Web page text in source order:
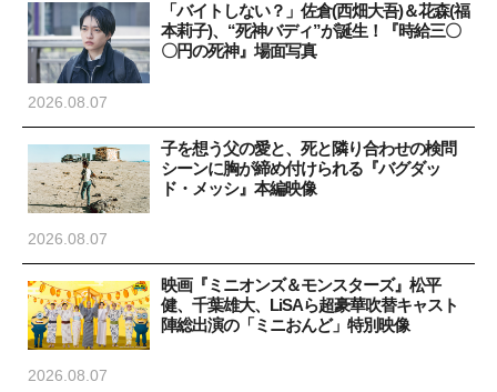
「バイトしない？」佐倉(西畑大吾)＆花森(福
本莉子)、“死神バディ”が誕生！『時給三〇
〇円の死神』場面写真
2026.08.07
子を想う父の愛と、死と隣り合わせの検問
シーンに胸が締め付けられる『バグダッ
ド・メッシ』本編映像
2026.08.07
映画『ミニオンズ＆モンスターズ』松平
健、千葉雄大、LiSAら超豪華吹替キャスト
陣総出演の「ミニおんど」特別映像
2026.08.07